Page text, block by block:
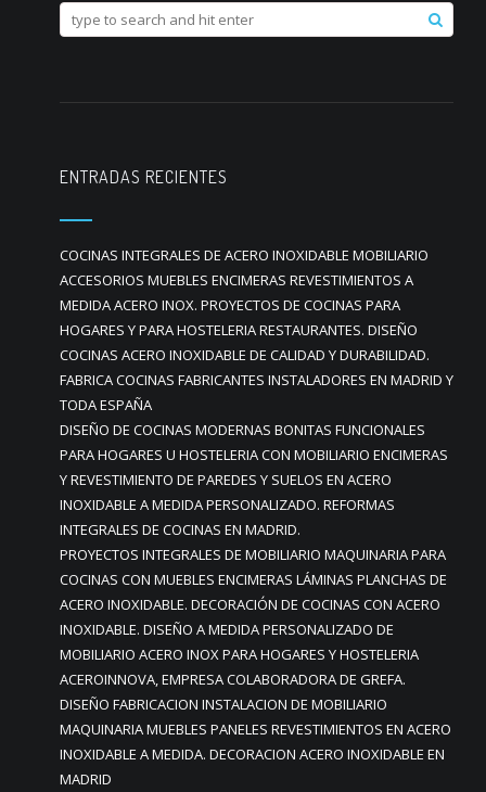
ENTRADAS RECIENTES
COCINAS INTEGRALES DE ACERO INOXIDABLE MOBILIARIO
ACCESORIOS MUEBLES ENCIMERAS REVESTIMIENTOS A
MEDIDA ACERO INOX. PROYECTOS DE COCINAS PARA
HOGARES Y PARA HOSTELERIA RESTAURANTES. DISEÑO
COCINAS ACERO INOXIDABLE DE CALIDAD Y DURABILIDAD.
FABRICA COCINAS FABRICANTES INSTALADORES EN MADRID Y
TODA ESPAÑA
DISEÑO DE COCINAS MODERNAS BONITAS FUNCIONALES
PARA HOGARES U HOSTELERIA CON MOBILIARIO ENCIMERAS
Y REVESTIMIENTO DE PAREDES Y SUELOS EN ACERO
INOXIDABLE A MEDIDA PERSONALIZADO. REFORMAS
INTEGRALES DE COCINAS EN MADRID.
PROYECTOS INTEGRALES DE MOBILIARIO MAQUINARIA PARA
COCINAS CON MUEBLES ENCIMERAS LÁMINAS PLANCHAS DE
ACERO INOXIDABLE. DECORACIÓN DE COCINAS CON ACERO
INOXIDABLE. DISEÑO A MEDIDA PERSONALIZADO DE
MOBILIARIO ACERO INOX PARA HOGARES Y HOSTELERIA
ACEROINNOVA, EMPRESA COLABORADORA DE GREFA.
DISEÑO FABRICACION INSTALACION DE MOBILIARIO
MAQUINARIA MUEBLES PANELES REVESTIMIENTOS EN ACERO
INOXIDABLE A MEDIDA. DECORACION ACERO INOXIDABLE EN
MADRID